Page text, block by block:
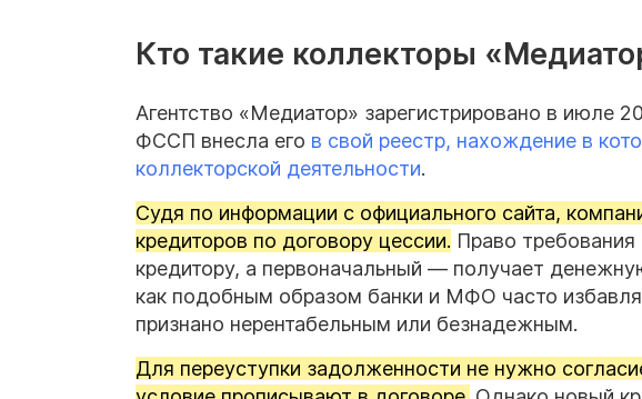
Кто такие коллекторы
Агентство «Медиатор» зарегистрировано в июле
ФССП внесла его в свой реестр, нахождение в
коллекторской деятельности.
Судя по информации с официального сайта,
кредиторов по договору цессии. Право
кредитору, а первоначальный — получает
как подобным образом банки и МФО часто
признано нерентабельным или безнадежным.
Для переуступки задолженности не нужно